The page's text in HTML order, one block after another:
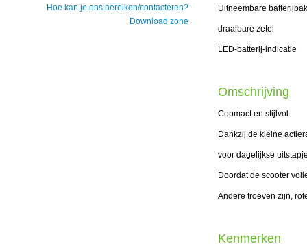
Hoe kan je ons bereiken/contacteren?
Download zone
Uitneembare batterijbak
draaibare zetel
LED-batterij-indicatie
Omschrijving
Copmact en stijlvol
Dankzij de kleine
voor dagelijkse
Doordat de scooter
Andere troeven zijn,
Kenmerken